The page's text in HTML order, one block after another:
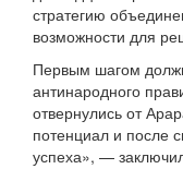
стратегию
возможности для
Первым шагом
антинародного
отвернулись от
потенциал и после
успеха», —